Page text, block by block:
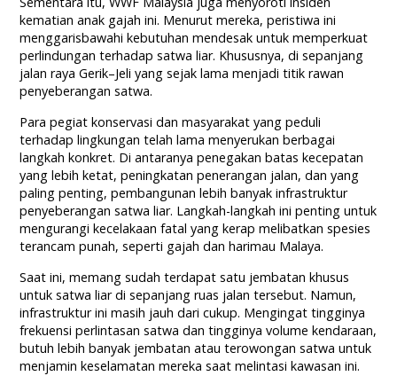
kematian anak gajah ini. Menurut mereka, peristiwa ini
menggarisbawahi kebutuhan mendesak untuk memperkuat
perlindungan terhadap satwa liar. Khususnya, di sepanjang
jalan raya Gerik–Jeli yang sejak lama menjadi titik rawan
penyeberangan satwa.
Para pegiat konservasi dan masyarakat yang peduli
terhadap lingkungan telah lama menyerukan berbagai
langkah konkret. Di antaranya penegakan batas kecepatan
yang lebih ketat, peningkatan penerangan jalan, dan yang
paling penting, pembangunan lebih banyak infrastruktur
penyeberangan satwa liar. Langkah-langkah ini penting untuk
mengurangi kecelakaan fatal yang kerap melibatkan spesies
terancam punah, seperti gajah dan harimau Malaya.
Saat ini, memang sudah terdapat satu jembatan khusus
untuk satwa liar di sepanjang ruas jalan tersebut. Namun,
infrastruktur ini masih jauh dari cukup. Mengingat tingginya
frekuensi perlintasan satwa dan tingginya volume kendaraan,
butuh lebih banyak jembatan atau terowongan satwa untuk
menjamin keselamatan mereka saat melintasi kawasan ini.